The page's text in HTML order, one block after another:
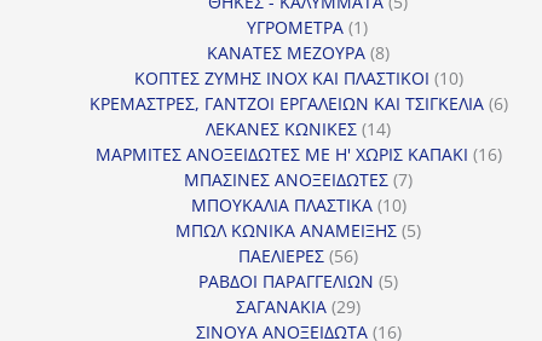
ΥΓΡΟΜΕΤΡΑ 11
προϊόν
ΚΑΝΑΤΕΣ ΜΕΖΟΥΡΑ 88
προϊόντα
ΚΟΠΤΕΣ ΖΥΜΗΣ INOX ΚΑΙ ΠΛΑΣΤΙΚΟΙ 1010
προϊόντα
ΚΡΕΜΑΣΤΡΕΣ, ΓΑΝΤΖΟΙ ΕΡΓΑΛΕΙΩΝ ΚΑΙ ΤΣΙΓΚΕΛΙΑ 66
ΛΕΚΑΝΕΣ ΚΩΝΙΚΕΣ 1414
προϊόντα
ΜΑΡΜΙΤΕΣ ΑΝΟΞΕΙΔΩΤΕΣ ΜΕ Η' ΧΩΡΙΣ ΚΑΠΑΚΙ 1616
ΜΠΑΣΙΝΕΣ ΑΝΟΞΕΙΔΩΤΕΣ 77
ΜΠΟΥΚΑΛΙΑ ΠΛΑΣΤΙΚΑ 1010
προϊόντα
ΜΠΩΛ ΚΩΝΙΚΑ ΑΝΑΜΕΙΞΗΣ 55
ΠΑΕΛΙΕΡΕΣ 5656
προϊόντα
ΡΑΒΔΟΙ ΠΑΡΑΓΓΕΛΙΩΝ 55
ΣΑΓΑΝΑΚΙΑ 2929
προϊόντα
ΣΙΝΟΥΑ ΑΝΟΞΕΙΔΩΤΑ 1616